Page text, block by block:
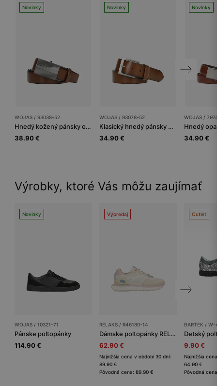
Novinky
WOJAS / 93038-52
Hnedý kožený pánsky opasok s plnou prackou
38.90 €
Novinky
WOJAS / 93078-52
Klasický hnedý pánsky opasok z hladkej kože
34.90 €
Novinky
WOJAS /
34.90 €
Výrobky, ktoré Vás môžu zaujímať
Novinky
WOJAS / 10321-71
Pánske poltopánky
114.90 €
Výpredaj
RELAKS / R46180-14
Dámske poltopánky RELAKS
62.90 €
Najnižšia cena v období 30 dní:
89.90 €
Pôvodná cena: 89.90 €
Outlet
BARTEK / W-
9.90 €
Najnižšia
64.90 €
Pôvodná